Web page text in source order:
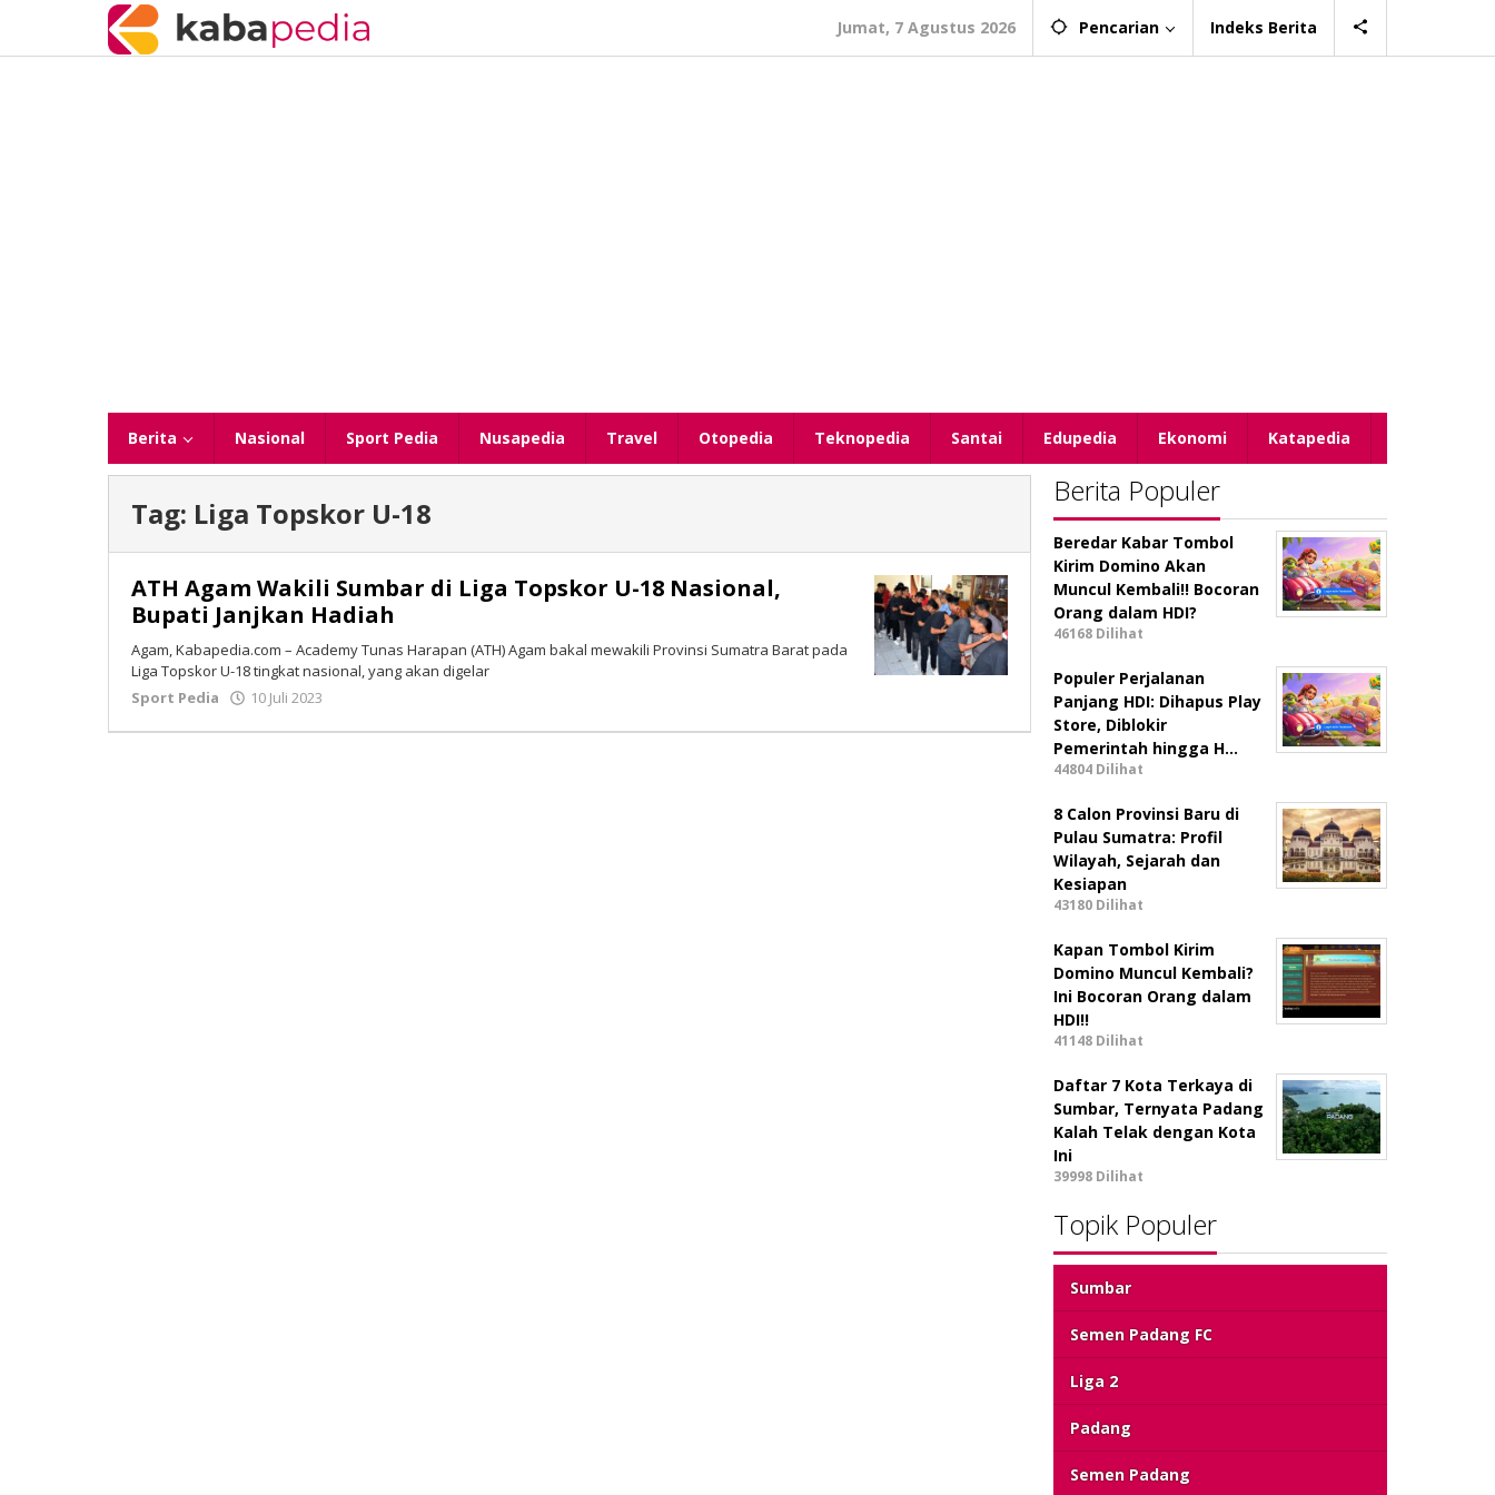
konten
Jumat, 7 Agustus 2026 Pencarian Indeks Berita
Berita Nasional Sport Pedia Nusapedia Travel Otopedia Teknopedia Santai Edupedia Ekonomi Katapedia
Tag: Liga Topskor U-18
ATH Agam Wakili Sumbar di Liga Topskor U-18 Nasional,
Bupati Janjkan Hadiah
Agam, Kabapedia.com – Academy Tunas Harapan (ATH) Agam bakal mewakili Provinsi Sumatra Barat pada
Liga Topskor U-18 tingkat nasional, yang akan digelar
Sport Pedia
10 Juli 2023
Redaksi
Berita Populer
Beredar Kabar Tombol
Kirim Domino Akan
Muncul Kembali!! Bocoran
Orang dalam HDI?
46168 Dilihat
Populer Perjalanan
Panjang HDI: Dihapus Play
Store, Diblokir
Pemerintah hingga H…
44804 Dilihat
8 Calon Provinsi Baru di
Pulau Sumatra: Profil
Wilayah, Sejarah dan
Kesiapan
43180 Dilihat
Kapan Tombol Kirim
Domino Muncul Kembali?
Ini Bocoran Orang dalam
HDI!!
41148 Dilihat
Daftar 7 Kota Terkaya di
Sumbar, Ternyata Padang
Kalah Telak dengan Kota
Ini
39998 Dilihat
Topik Populer
Sumbar
Semen Padang FC
Liga 2
Padang
Semen Padang